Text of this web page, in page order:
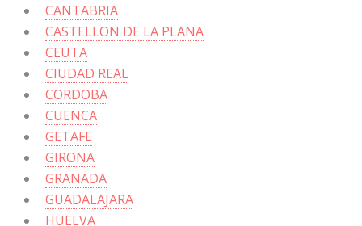
CANTABRIA
CASTELLON DE LA PLANA
CEUTA
CIUDAD REAL
CORDOBA
CUENCA
GETAFE
GIRONA
GRANADA
GUADALAJARA
HUELVA